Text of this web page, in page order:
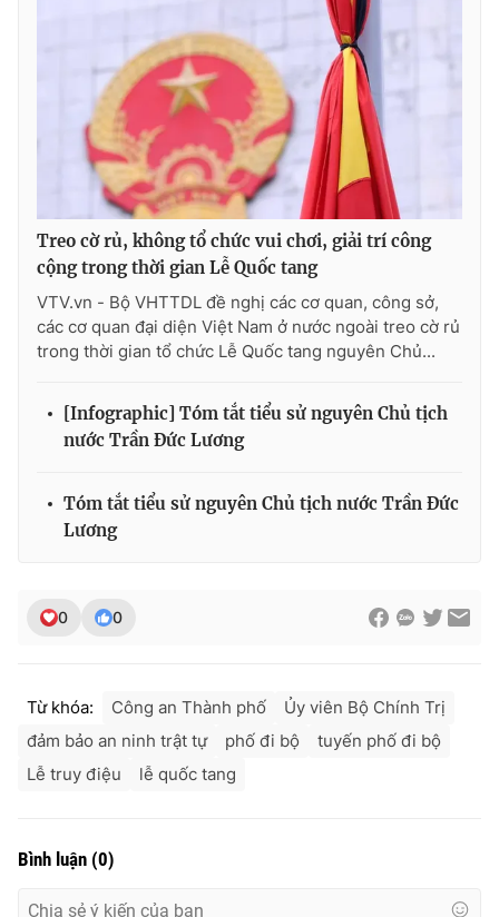
toasoan@vtv.vn
Liên hệ quảng cáo: 024-7300.7108
thuận bằng văn bản. Ghi rõ nguồn VTV.vn khi phát hành lại
thông tin từ website này.
Treo cờ rủ, không tổ chức vui chơi, giải trí công
cộng trong thời gian Lễ Quốc tang
VTV.vn - Bộ VHTTDL đề nghị các cơ quan, công sở,
các cơ quan đại diện Việt Nam ở nước ngoài treo cờ rủ
trong thời gian tổ chức Lễ Quốc tang nguyên Chủ...
[Infographic] Tóm tắt tiểu sử nguyên Chủ tịch
nước Trần Đức Lương
Tóm tắt tiểu sử nguyên Chủ tịch nước Trần Đức
Lương
0 0
Từ khóa: Công an Thành phố
Ủy viên Bộ Chính Trị
đảm bảo an ninh trật tự
phố đi bộ
tuyến phố đi bộ
Lễ truy điệu
lễ quốc tang
Bình luận (0)